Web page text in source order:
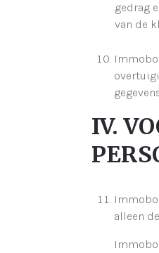
gedrag
van de
IV.
alleen